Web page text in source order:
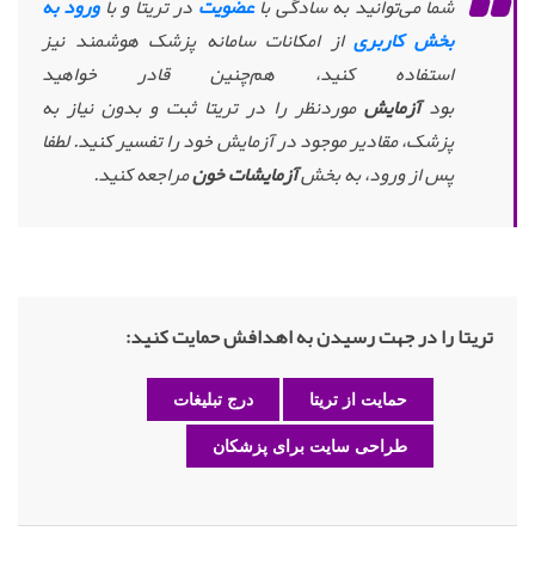
بخش کاربریاز امکانات سامانه پزشک هوشمند نیز
استفاده کنید، هم‌چنین قادر خواهید
بودآزمایشموردنظر را در تریتا ثبت و بدون نیاز به
پزشک، مقادیر موجود در آزمایش خود را تفسیر کنید. لطفا
پس از ورود، به بخشآزمایشات خونمراجعه کنید.
تریتا را در جهت رسیدن به اهدافش حمایت کنید:
حمایت از تریتا درج تبلیغات
طراحی سایت برای پزشکان